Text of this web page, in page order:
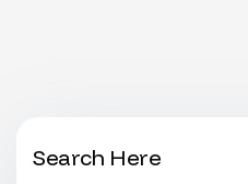
Search Here